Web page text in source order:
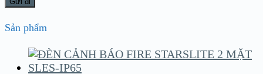
Sản phẩm